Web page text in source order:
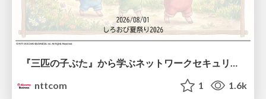
『三匹の子ぶた』から学ぶネットワークセキュリティの昔と今 / Network Security: Then and Now Through the Lens of The Three Little Pigs
nttcom
1 1.6k